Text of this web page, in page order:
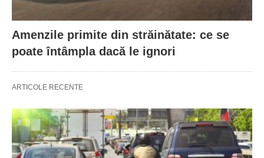
Amenzile primite din străinătate: ce se
poate întâmpla dacă le ignori
ARTICOLE RECENTE